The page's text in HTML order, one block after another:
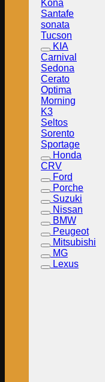
Kona
Santafe
sonata
Tucson
KIA
Carnival
Sedona
Cerato
Optima
Morning
K3
Seltos
Sorento
Sportage
Honda
CRV
Ford
Porche
Suzuki
Nissan
BMW
Peugeot
Mitsubishi
MG
Lexus